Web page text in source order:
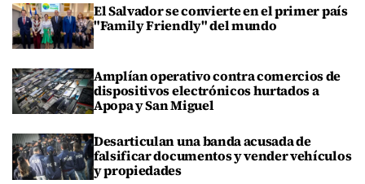
El Salvador se convierte en el primer país
"Family Friendly" del mundo
Amplían operativo contra comercios de
dispositivos electrónicos hurtados a
Apopa y San Miguel
Desarticulan una banda acusada de
falsificar documentos y vender vehículos
y propiedades